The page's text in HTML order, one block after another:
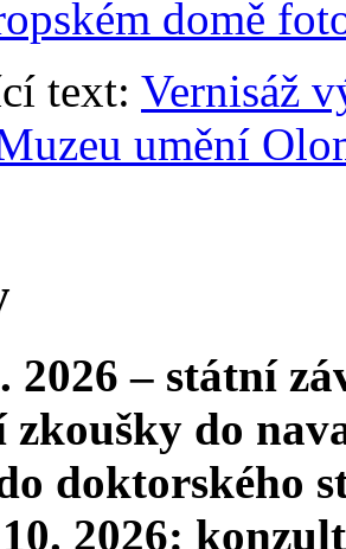
domě
text: Vernisáž
umění
2026 – státní
do
doktorského
10. 2026: